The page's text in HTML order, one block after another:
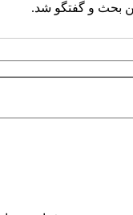
بحث و گفتگو شد.